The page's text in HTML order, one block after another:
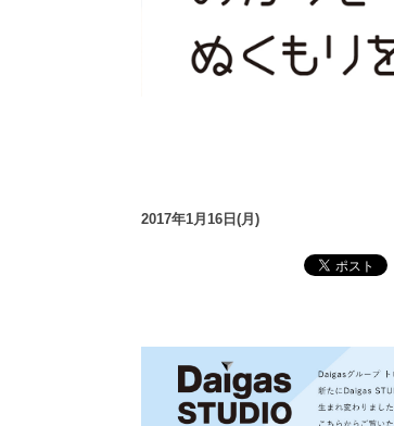
2017年1月16日(月)